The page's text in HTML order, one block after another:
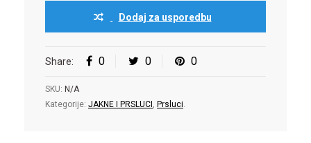
Dodaj za usporedbu
Share: 0 0 0
SKU: N/A
Kategorije: JAKNE I PRSLUCI Prsluci